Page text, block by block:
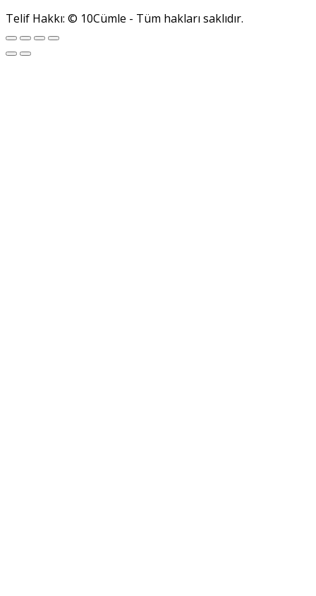
Telif Hakkı: © 10Cümle - Tüm hakları saklıdır.